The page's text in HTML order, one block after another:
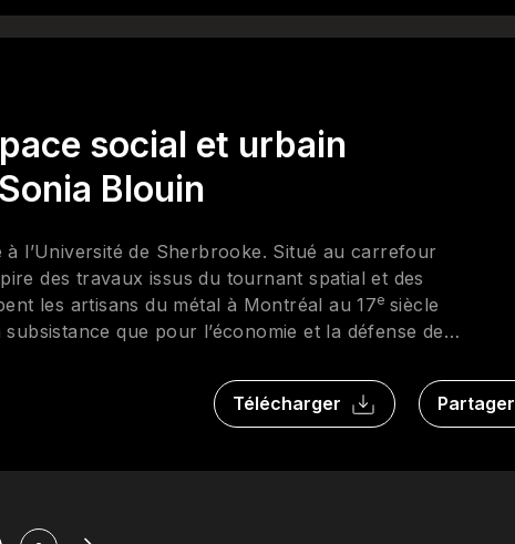
social et urbain
Blouin
l’Université de Sherbrooke. Situé au carrefour
des travaux issus du tournant spatial et des
les artisans du métal à Montréal au 17esiècle
que pour l’économie et la défense de
Télécharger Partager